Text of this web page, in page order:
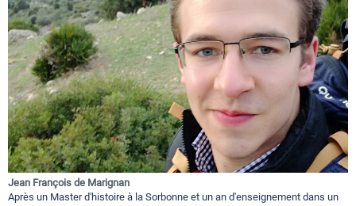
Jean François de Marignan
Après un Master d'histoire à la Sorbonne et un an d'enseignement dans un